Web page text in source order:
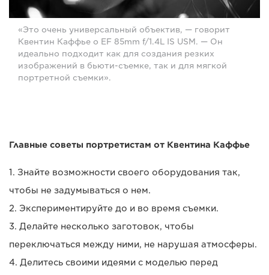
«Это очень универсальный объектив, — говорит
Квентин Каффье о EF 85mm f/1.4L IS USM. — Он
идеально подходит как для создания резких
изображений в бьюти-съемке, так и для мягкой
портретной съемки».
Главные советы портретистам от Квентина Каффье
1. Знайте возможности своего оборудования так,
чтобы не задумываться о нем.
2. Экспериментируйте до и во время съемки.
3. Делайте несколько заготовок, чтобы
переключаться между ними, не нарушая атмосферы.
4. Делитесь своими идеями с моделью перед